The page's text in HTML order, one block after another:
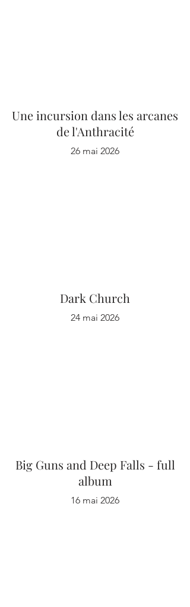
Une incursion dans les arcanes
de l'Anthracité
26 mai 2026
Dark Church
24 mai 2026
Big Guns and Deep Falls - full
album
16 mai 2026